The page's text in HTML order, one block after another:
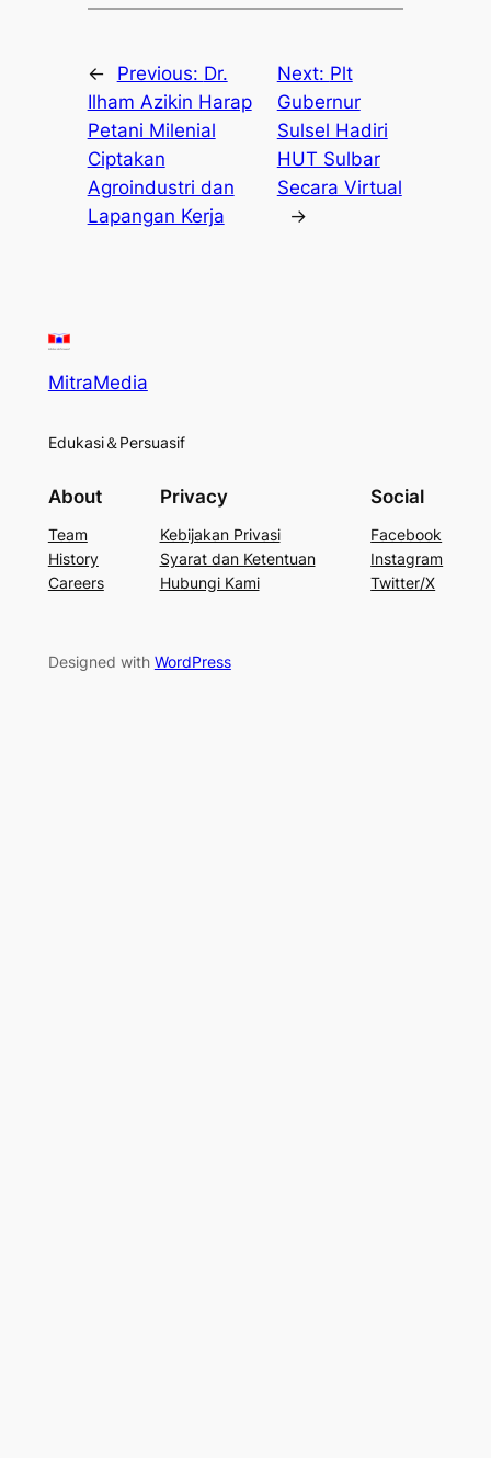
← Previous: Dr.
Ilham Azikin Harap
Petani Milenial
Ciptakan
Agroindustri dan
Lapangan Kerja
Next: Plt
Gubernur
Sulsel Hadiri
HUT Sulbar
Secara Virtual
→
MitraMedia
Edukasi＆Persuasif
About
Team
History
Careers
Privacy
Kebijakan Privasi
Syarat dan Ketentuan
Hubungi Kami
Social
Facebook
Instagram
Twitter/X
Designed with WordPress